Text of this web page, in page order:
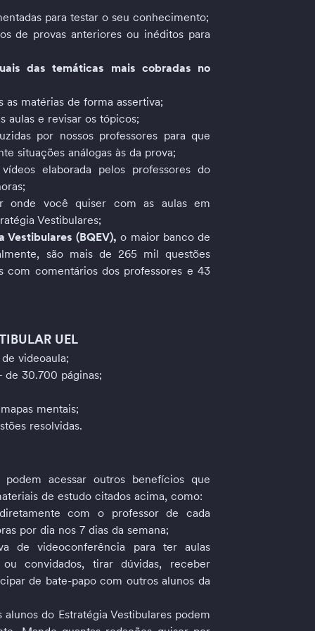
para testar o seu conhecimento;
de provas anteriores ou inéditos para
das temáticas mais cobradas no
matérias de forma assertiva;
aulas e revisar os tópicos;
por nossos professores para que
situações análogas às da prova;
elaborada pelos professores do
onde você quiser com as aulas em
Vestibulares;
Vestibulares (BQEV), o maior banco de
são mais de 265 mil questões
com comentários dos professores e 43
UEL
videoaula;
de 30.700 páginas;
mentais;
resolvidas.
acessar outros benefícios que
de estudo citados acima, como:
com o professor de cada
por dia nos 7 dias da semana;
de videoconferência para ter aulas
convidados, tirar dúvidas, receber
de bate-papo com outros alunos da
do Estratégia Vestibulares podem